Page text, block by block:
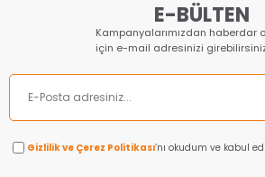
E-BÜLTEN
Kampanyalarımızdan haberdar
için e-mail adresinizi
Gizlilik ve Çerez Politikası’nı okudum ve kabul